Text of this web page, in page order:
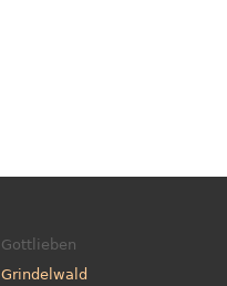
Gottlieben
Grindelwald